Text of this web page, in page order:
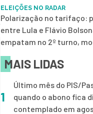
ELEIÇÕES NO RADAR
Polarização no tarifaço:
entre Lula e Flávio
empatam no 2º turno,
MAIS LIDAS
1
Último mês do PIS/
quando o abono fica
contemplado em